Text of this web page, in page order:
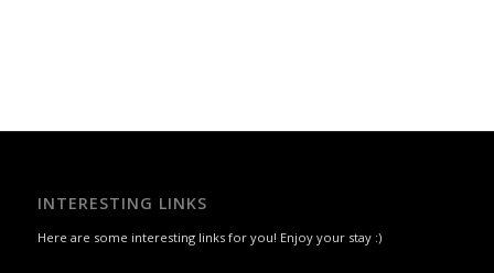
INTERESTING LINKS
Here are some interesting links for you! Enjoy your stay :)